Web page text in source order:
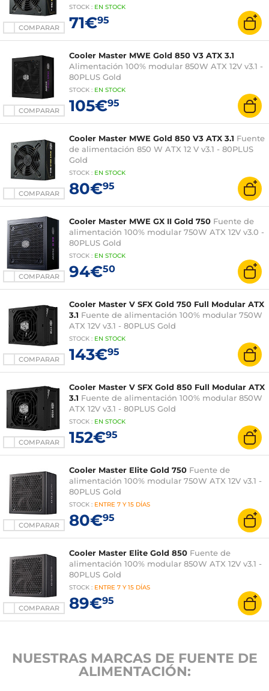
COMPARAR
STOCK : EN STOCK
71€95
COMPARAR
Cooler Master MWE Gold 850 V3 ATX 3.1
Alimentación 100% modular 850W ATX 12V v3.1 -
80PLUS Gold
STOCK : EN STOCK
105€95
COMPARAR
Cooler Master MWE Gold 850 V3 ATX 3.1 Fuente
de alimentación 850 W ATX 12 V v3.1 - 80PLUS
Gold
STOCK : EN STOCK
80€95
COMPARAR
Cooler Master MWE GX II Gold 750 Fuente de
alimentación 100% modular 750W ATX 12V v3.0 -
80PLUS Gold
STOCK : EN STOCK
94€50
COMPARAR
Cooler Master V SFX Gold 750 Full Modular ATX
3.1 Fuente de alimentación 100% modular 750W
ATX 12V v3.1 - 80PLUS Gold
STOCK : EN STOCK
143€95
COMPARAR
Cooler Master V SFX Gold 850 Full Modular ATX
3.1 Fuente de alimentación 100% modular 850W
ATX 12V v3.1 - 80PLUS Gold
STOCK : EN STOCK
152€95
COMPARAR
Cooler Master Elite Gold 750 Fuente de
alimentación 100% modular 750W ATX 12V v3.1 -
80PLUS Gold
STOCK : ENTRE 7 Y 15 DÍAS
80€95
COMPARAR
Cooler Master Elite Gold 850 Fuente de
alimentación 100% modular 850W ATX 12V v3.1 -
80PLUS Gold
STOCK : ENTRE 7 Y 15 DÍAS
89€95
NUESTRAS MARCAS DE FUENTE DE
ALIMENTACIÓN: